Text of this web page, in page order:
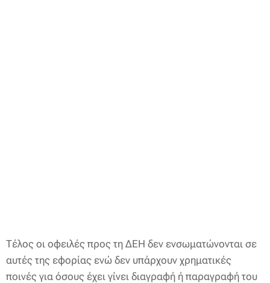
Τέλος οι οφειλές προς τη ΔΕΗ δεν ενσωματώνονται σε
αυτές της εφορίας ενώ δεν υπάρχουν χρηματικές
ποινές για όσους έχει γίνει διαγραφή ή παραγραφή του